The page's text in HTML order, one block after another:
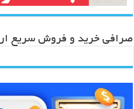
صرافی خرید و فروش سریع